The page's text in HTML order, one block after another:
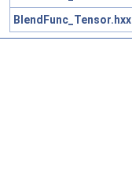
BlendFunc_Tensor.hxx